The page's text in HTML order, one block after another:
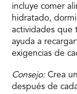
incluye comer
hidratado,
actividades que
ayuda a
exigencias de
Consejo:Crea
después de